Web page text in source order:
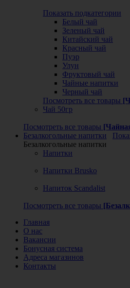
Показать подкатегории
Белый чай
Зеленый чай
Китайский чай
Красный чай
Пуэр
Улун
Фруктовый чай
Чайные напитки
Черный чай
Посмотреть все товары
Чай 50гр
Посмотреть все товары
Безалкогольные напитки
Безалкогольные напитки
Напитки
Напитки Brusko
Напиток Scandalist
Посмотреть все товары
Главная
О нас
Вакансии
Бонусная система
Адреса магазинов
Контакты